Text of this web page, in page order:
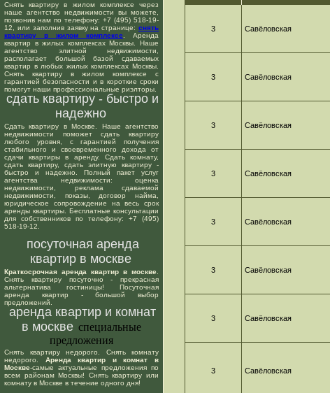
Снять квартиру в жилом комплексе через
наше агентство недвижимости вы можете,
позвонив нам по телефону: +7 (495) 518-19-
12, или заполнив заявку на странице: снять
квартиру в жилом комплексе . Аренда
квартир в жилых комплексах Москвы. Наше
агентство элитной недвижимости,
располагает большой базой сдаваемых
квартир в любых жилых комплексах Москвы.
Снять квартиру в жилом комплексе с
гарантией безопасности и в короткие сроки
помогут наши профессиональные риэлторы.
сдать квартиру - быстро и
надежно
Сдать квартиру в Москве. Наше агентство
недвижимости поможет сдать квартиру
любого уровня, с гарантией получения
стабильного и своевременного дохода от
сдачи квартиры в аренду. Сдать комнату,
сдать квартиру, сдать элитную квартиру -
быстро и надежно. Полный пакет услуг
агентства недвижимости: оценка
недвижимости, реклама сдаваемой
недвижимости, показы, договор найма,
юридическое сопровождение на весь срок
аренды квартиры. Бесплатные консультации
для собственников по телефону: +7 (495)
518-19-12.
посуточная аренда
квартир в москве
Краткосрочная аренда квартир в москве
Снять квартиру посуточно - прекрасная
альтернатива гостиницы! Посуточная
аренда квартир - большой выбор
предложений.
аренда квартир и комнат
в москве специальные
предложения
Снять квартиру недорого. Снять комнату
недорого. Аренда квартир и комнат в
Москве-самые актуальные предложения по
всем районам Москвы! Снять квартиру или
комнату в Москве в течение одного дня!
3 Савёловская
3 Савёловская
3 Савёловская
3 Савёловская
3 Савёловская
3 Савёловская
3 Савёловская
3 Савёловская